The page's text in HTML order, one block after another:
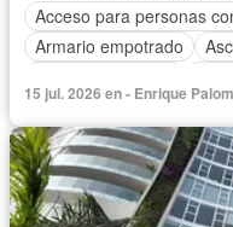
Acceso para personas
Armario empotrado
Vigilante
Sin amoblar
15 jul. 2026 en - Enrique